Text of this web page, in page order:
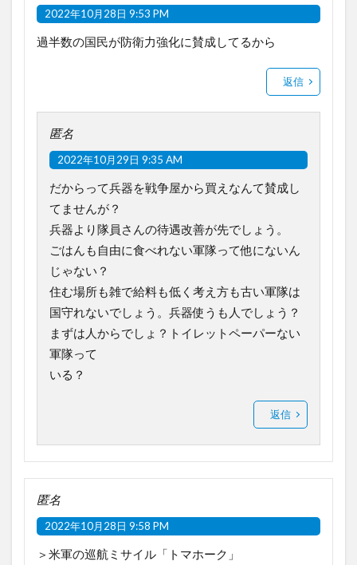
2022年10月28日 9:53 PM
過半数の国民が防衛力強化に賛成してるから
返信
匿名
2022年10月29日 9:35 AM
だからって兵器を戦争屋から買えなんて賛成し
てませんが？
兵器より隊員さんの待遇改善が先でしょう。
ごはんも自由に食べれない軍隊って他にないん
じゃない？
住む場所も雑で給料も低く考え方も古い軍隊は
国守れないでしょう。兵器使うも人でしょう？
まずは人からでしょ？トイレットペーパーない
軍隊って
いる？
返信
匿名
2022年10月28日 9:58 PM
＞米軍の巡航ミサイル「トマホーク」